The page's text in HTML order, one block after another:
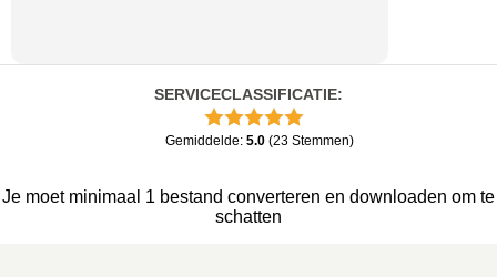
SERVICECLASSIFICATIE:
Gemiddelde: 5.0 (23 Stemmen)
Je moet minimaal 1 bestand converteren en downloaden om te
schatten